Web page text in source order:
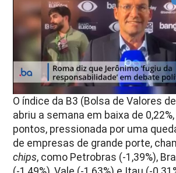
O índice da B3 (Bolsa de Valores
abriu a semana em baixa de
pontos, pressionada por uma
de empresas de grande porte,
chips, como Petrobras (-1,39%),